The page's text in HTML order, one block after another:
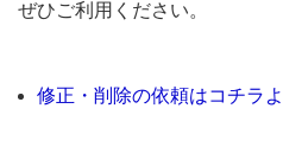
ア
ー
ぜひご利用ください。
修正・削除の依頼はコチラ